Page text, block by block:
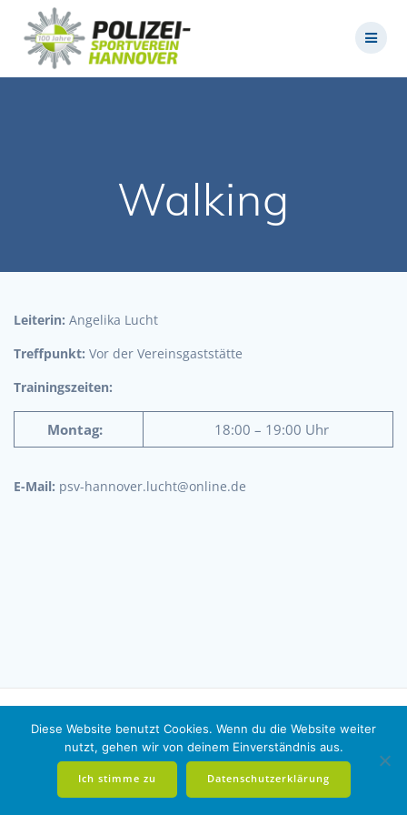
Walking
Leiterin: Angelika Lucht
Treffpunkt: Vor der Vereinsgaststätte
Trainingszeiten:
Montag: 18:00 – 19:00 Uhr
E-Mail: psv-hannover.lucht@online.de
© 2026 PSV.Impressum|Datenschutz
Diese Website benutzt Cookies. Wenn du die Website weiter
nutzt, gehen wir von deinem Einverständnis aus.
Ich stimme zu Datenschutzerklärung